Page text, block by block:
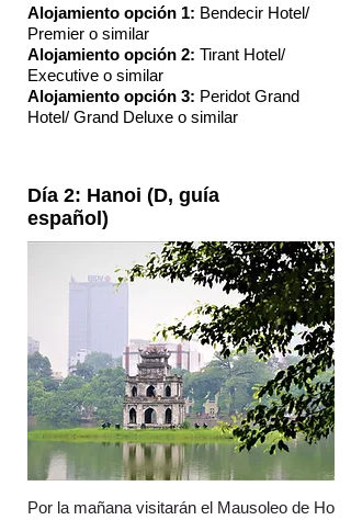
Alojamiento opción 1: Bendecir Hotel/
Premier o similar
Alojamiento opción 2: Tirant Hotel/
Executive o similar
Alojamiento opción 3: Peridot Grand
Hotel/ Grand Deluxe o similar
Día 2: Hanoi (D, guía
español)
Por la mañana visitarán el Mausoleo de Ho